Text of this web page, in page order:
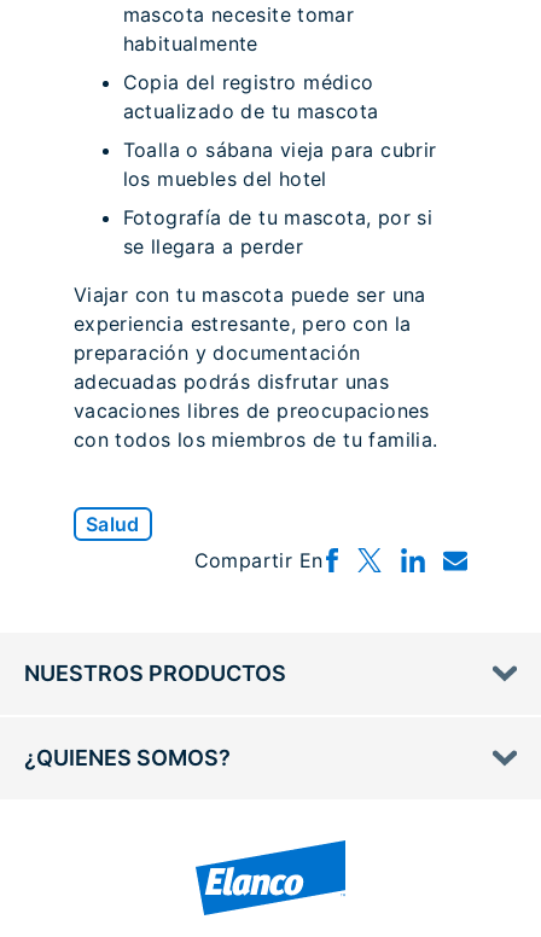
mascota necesite tomar
habitualmente
Copia del registro médico
actualizado de tu mascota
Toalla o sábana vieja para cubrir
los muebles del hotel
Fotografía de tu mascota, por si
se llegara a perder
Viajar con tu mascota puede ser una
experiencia estresante, pero con la
preparación y documentación
adecuadas podrás disfrutar unas
vacaciones libres de preocupaciones
con todos los miembros de tu familia.
Salud
Compartir En
NUESTROS PRODUCTOS
¿QUIENES SOMOS?